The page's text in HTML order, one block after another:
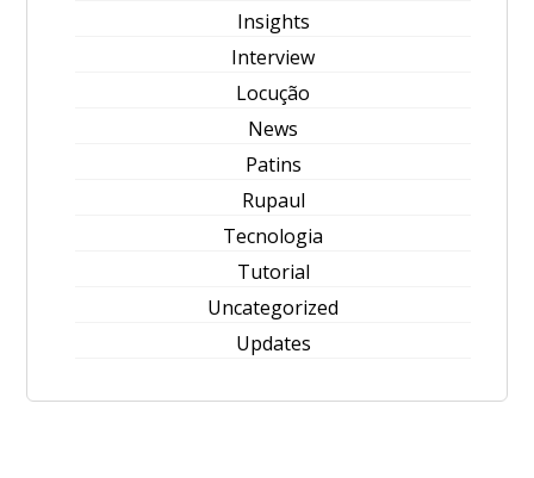
Insights
Interview
Locução
News
Patins
Rupaul
Tecnologia
Tutorial
Uncategorized
Updates